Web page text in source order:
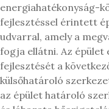
energiahatékonyság-
fejlesztéssel érintett
udvarral, amely a
fogja ellátni. Az épület
fejlesztését a
külsőhatároló
az épület határoló